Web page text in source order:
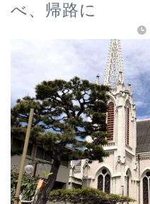
べ、帰路に